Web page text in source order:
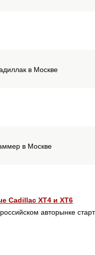
в Москве
в Москве
Cadillac XT4 и XT6
авторынке